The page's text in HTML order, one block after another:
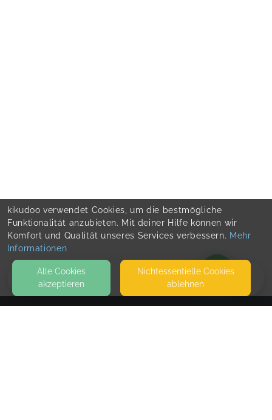
kikudoo verwendet Cookies, um die bestmögliche
Funktionalität anzubieten. Mit deiner Hilfe können wir
Komfort und Qualität unseres Services verbessern. Mehr
Informationen
Alle Cookies
akzeptieren
Nicht­essentielle Cookies
ablehnen